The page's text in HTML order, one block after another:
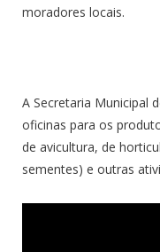
moradores locais.
A Secretaria Municipal
oficinas para os
de avicultura, de
sementes) e outras